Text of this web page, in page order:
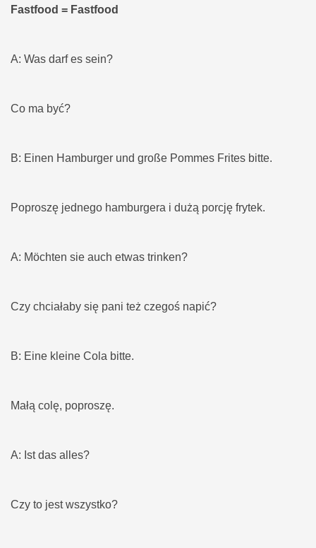
Fastfood = Fastfood
A: Was darf es sein?
Co ma być?
B: Einen Hamburger und große Pommes Frites bitte.
Poproszę jednego hamburgera i dużą porcję frytek.
A: Möchten sie auch etwas trinken?
Czy chciałaby się pani też czegoś napić?
B: Eine kleine Cola bitte.
Małą colę, poproszę.
A: Ist das alles?
Czy to jest wszystko?